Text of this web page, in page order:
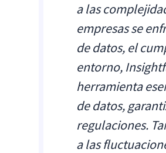
a las
empresas se
de datos, el
entorno,
herramienta
de datos,
regulaciones.
a las